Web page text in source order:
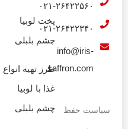
۰۲۱-۲۶۴۲۲۵۶۰
۰۲۱-۲۶۴۲۲۳۴۰
info@iris-
saffron.com
سیاست حفظ
پخت لوبیا
چشم بلبلی
طرز تهیه انواع
غذا با لوبیا
چشم بلبلی